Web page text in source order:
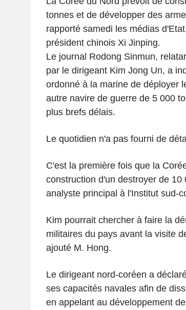
tonnes et de développer des
rapporté samedi les médias
président chinois Xi Jinping.
Le journal Rodong Sinmun,
par le dirigeant Kim Jong Un, a
ordonné à la marine de déployer
autre navire de guerre de 5 000
plus brefs délais.
Le quotidien n'a pas fourni de
C'est la première fois que la
construction d'un destroyer de
analyste principal à l'Institut sud-
Kim pourrait chercher à faire la
militaires du pays avant la visite
ajouté M. Hong.
Le dirigeant nord-coréen a
ses capacités navales afin de
en appelant au développement